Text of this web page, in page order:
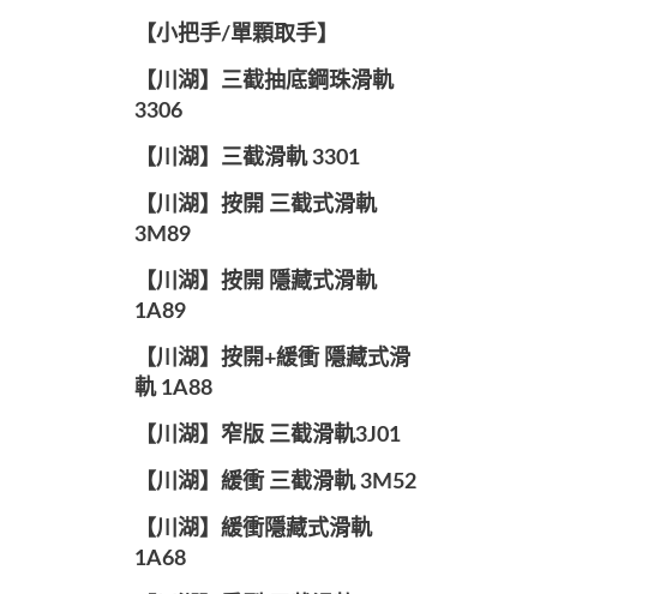
【小把手/單顆取手】
【川湖】三截抽底鋼珠滑軌
3306
【川湖】三截滑軌 3301
【川湖】按開 三截式滑軌
3M89
【川湖】按開 隱藏式滑軌
1A89
【川湖】按開+緩衝 隱藏式滑
軌 1A88
【川湖】窄版 三截滑軌3J01
【川湖】緩衝 三截滑軌 3M52
【川湖】緩衝隱藏式滑軌
1A68